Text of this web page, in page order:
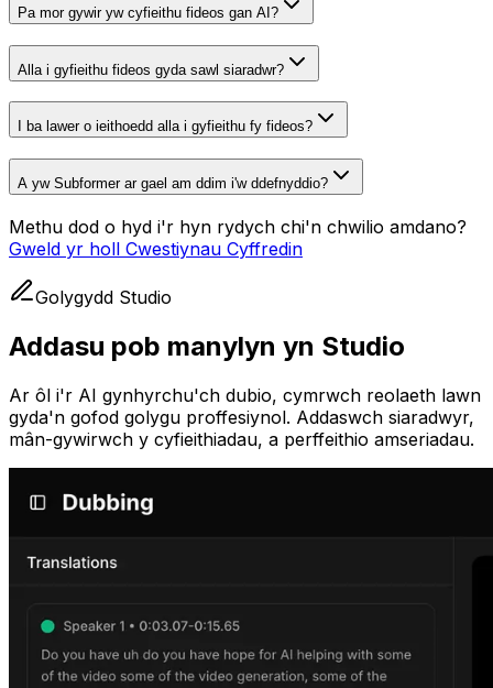
Pa mor gywir yw cyfieithu fideos gan AI?
Alla i gyfieithu fideos gyda sawl siaradwr?
I ba lawer o ieithoedd alla i gyfieithu fy fideos?
A yw Subformer ar gael am ddim i'w ddefnyddio?
Methu dod o hyd i'r hyn rydych chi'n chwilio amdano?
Gweld yr holl Cwestiynau Cyffredin
Golygydd Studio
Addasu pob manylyn yn Studio
Ar ôl i'r AI gynhyrchu'ch dubio, cymrwch reolaeth lawn
gyda'n gofod golygu proffesiynol. Addaswch siaradwyr,
mân-gywirwch y cyfieithiadau, a perffeithio amseriadau.